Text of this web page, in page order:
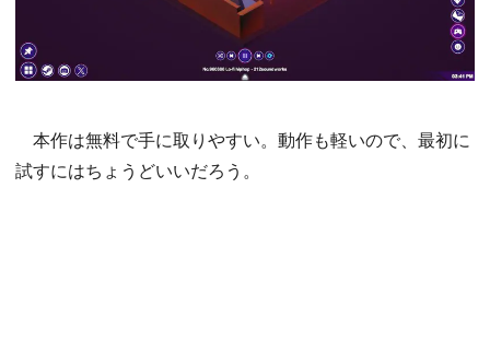
本作は無料で手に取りやすい。動作も軽いので、最初に
試すにはちょうどいいだろう。